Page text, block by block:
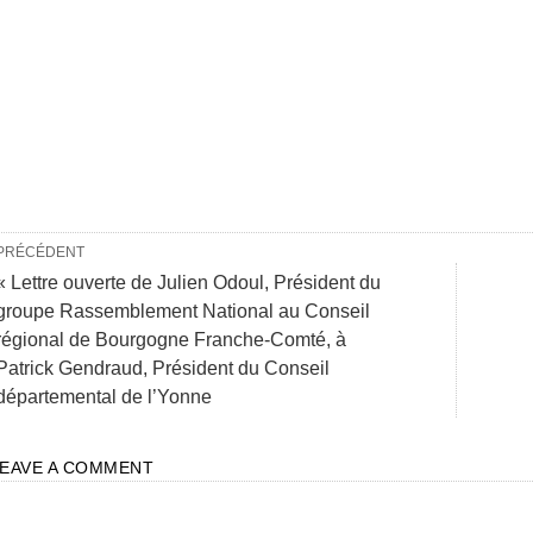
Lettre ouverte de Julien Odoul, Président du
Rassemblement National au Conseil
de Bourgogne Franche-Comté, à
Gendraud, Président du Conseil
de l’Yonne
A COMMENT